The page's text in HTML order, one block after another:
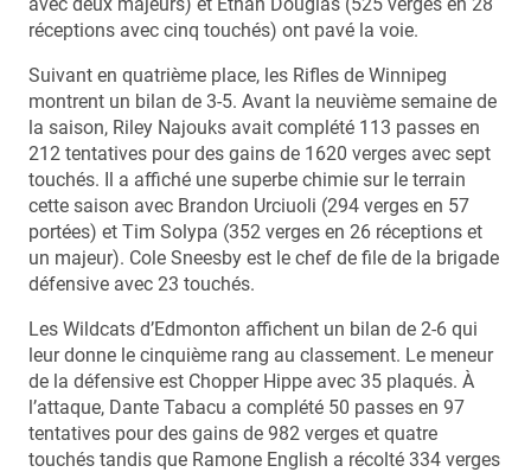
réceptions avec cinq touchés) ont pavé la voie.
Suivant en quatrième place, les Rifles de Winnipeg
montrent un bilan de 3-5. Avant la neuvième semaine de
la saison, Riley Najouks avait complété 113 passes en
212 tentatives pour des gains de 1620 verges avec sept
touchés. Il a affiché une superbe chimie sur le terrain
cette saison avec Brandon Urciuoli (294 verges en 57
portées) et Tim Solypa (352 verges en 26 réceptions et
un majeur). Cole Sneesby est le chef de file de la brigade
défensive avec 23 touchés.
Les Wildcats d’Edmonton affichent un bilan de 2-6 qui
leur donne le cinquième rang au classement. Le meneur
de la défensive est Chopper Hippe avec 35 plaqués. À
l’attaque, Dante Tabacu a complété 50 passes en 97
tentatives pour des gains de 982 verges et quatre
touchés tandis que Ramone English a récolté 334 verges